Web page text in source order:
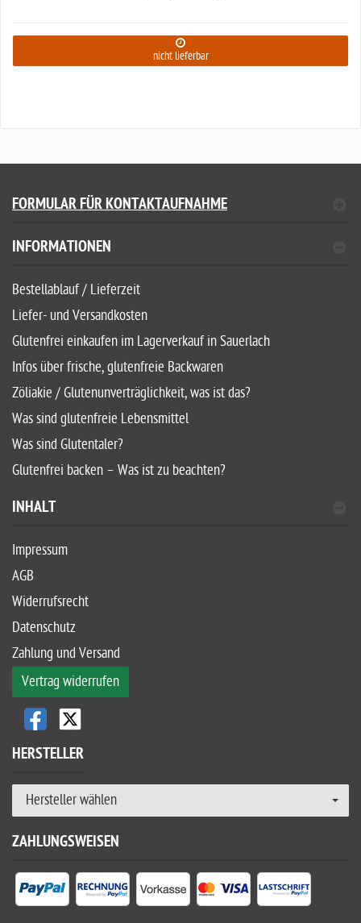
nicht lieferbar
FORMULAR FÜR KONTAKTAUFNAHME
INFORMATIONEN
Bestellablauf / Lieferzeit
Liefer- und Versandkosten
Glutenfrei einkaufen im Lagerverkauf in Sauerlach
Infos über frische, glutenfreie Backwaren
Zöliakie / Glutenunverträglichkeit, was ist das?
Was sind glutenfreie Lebensmittel
Was sind Glutentaler?
Glutenfrei backen – Was ist zu beachten?
INHALT
Impressum
AGB
Widerrufsrecht
Datenschutz
Zahlung und Versand
Vertrag widerrufen
HERSTELLER
Hersteller wählen
ZAHLUNGSWEISEN